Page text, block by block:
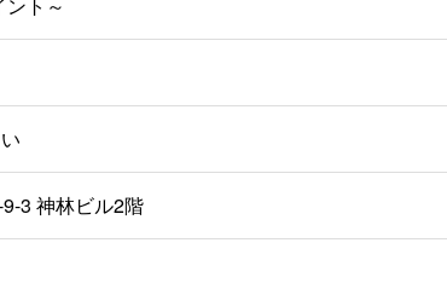
3 神林ビル2階